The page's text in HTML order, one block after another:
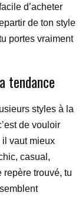
d’acheter
de ton style
portes vraiment
tendance
styles à la
de vouloir
il vaut mieux
casual,
trouvé, tu